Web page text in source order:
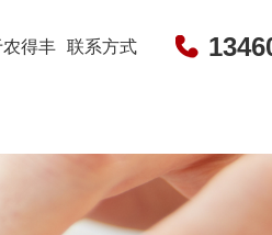
农得丰 联系方式